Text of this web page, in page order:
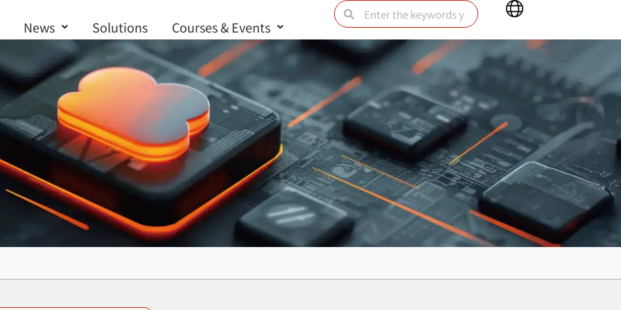
News Solutions Courses & Events
Contact us
SearchSearch
Main
Menu